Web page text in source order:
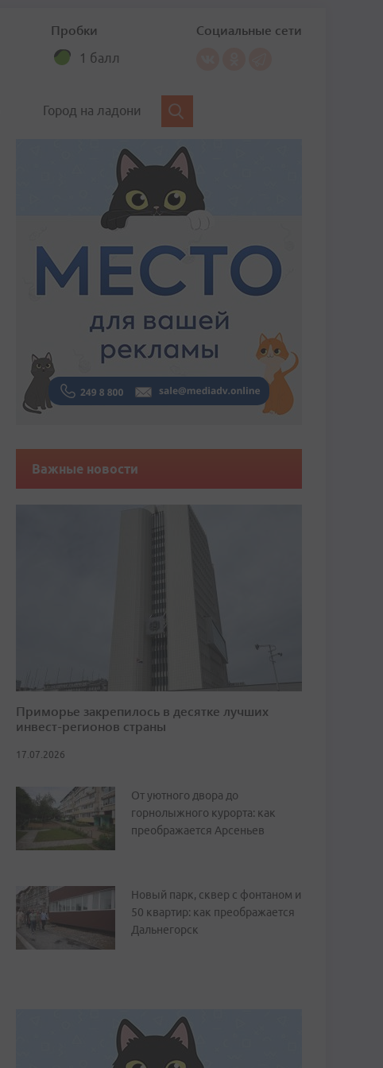
Пробки
1 балл
Социальные сети
Город на ладони
Важные новости
Приморье закрепилось в десятке лучших
инвест-регионов страны
17.07.2026
От уютного двора до
горнолыжного курорта: как
преображается Арсеньев
Новый парк, сквер с фонтаном и
50 квартир: как преображается
Дальнегорск